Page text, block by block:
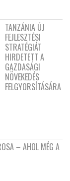
TANZÁNIA ÚJ
FEJLESZTÉSI
STRATÉGIÁT
HIRDETETT A
GAZDASÁGI
NÖVEKEDÉS
FELGYORSÍTÁSÁRA
– AHOL MÉG A